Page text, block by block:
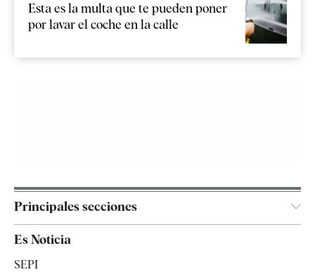
Esta es la multa que te pueden poner
por lavar el coche en la calle
Principales secciones
España
Es Noticia
SEPI